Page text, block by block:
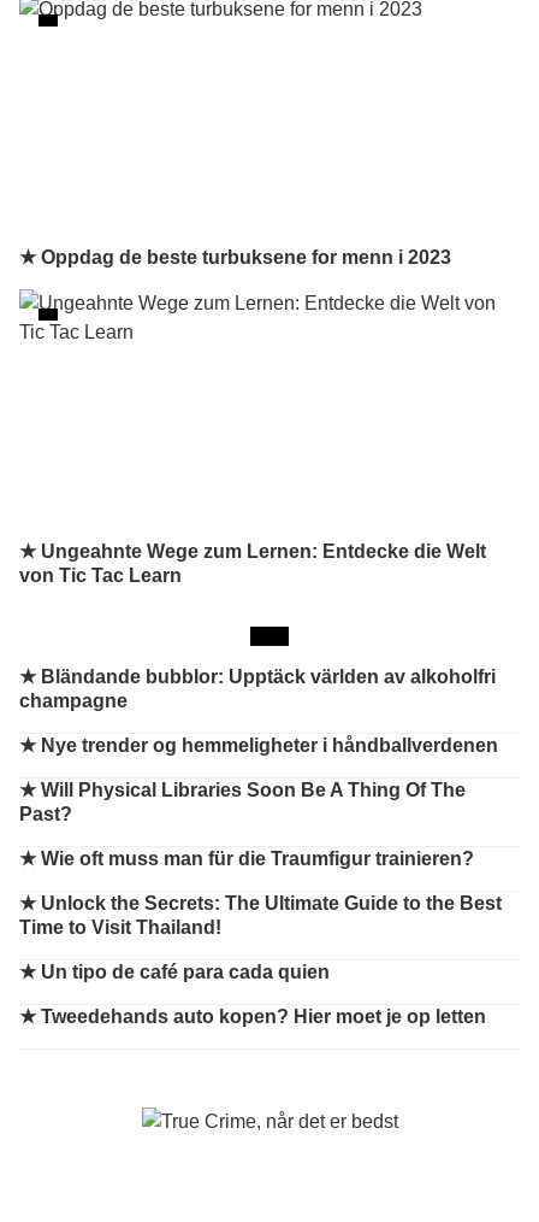
★ Oppdag de beste turbuksene for menn i 2023
★ Ungeahnte Wege zum Lernen: Entdecke die Welt
von Tic Tac Learn
★ Bländande bubblor: Upptäck världen av alkoholfri
champagne
★ Nye trender og hemmeligheter i håndballverdenen
★Will Physical Libraries Soon Be A Thing Of The
Past?
★Wie oft muss man für die Traumfigur trainieren?
★ Unlock the Secrets: The Ultimate Guide to the Best
Time to Visit Thailand!
★ Un tipo de café para cada quien
★Tweedehands auto kopen? Hier moet je op letten